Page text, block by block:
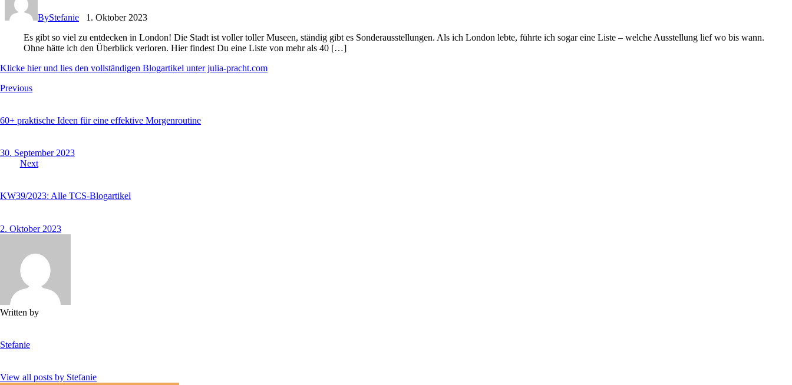
ByStefanie
1. Oktober 2023
Es gibt so viel zu entdecken in London! Die Stadt ist voller toller Museen, ständig gibt es Sonderausstellungen. Als ich London lebte, führte ich sogar eine Liste – welche Ausstellung lief wo bis wann.
Ohne hätte ich den Überblick verloren. Hier findest Du eine Liste von mehr als 40 […]
Klicke hier und lies den vollständigen Blogartikel unter julia-pracht.com
Beitragsnavigation
Previous
60+ praktische Ideen für eine effektive Morgenroutine
30. September 2023
Next
KW39/2023: Alle TCS-Blogartikel
2. Oktober 2023
Written by
Stefanie
View all posts by Stefanie